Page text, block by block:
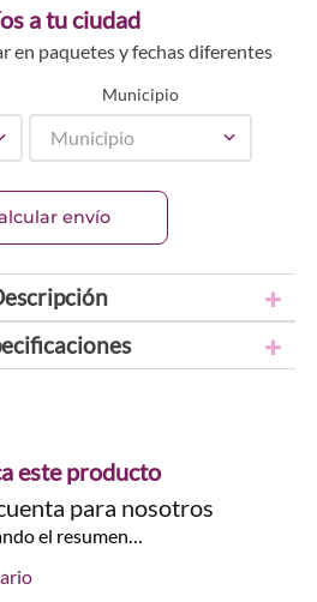
a tu ciudad
en paquetes y fechas diferentes
Municipio
Municipio
envío
este producto
para nosotros
el resumen…